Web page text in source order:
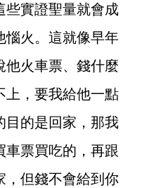
些實證聖量就會成
惱火。這就像早年
他火車票、錢什麼
上，要我給他一點
目的是回家，那我
車票買吃的，再跟
，但錢不會給到你